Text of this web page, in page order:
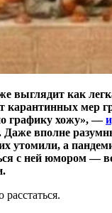
выглядит как
карантинных мер
графику хожу», —
Даже вполне
утомили, а
с ней юмором —